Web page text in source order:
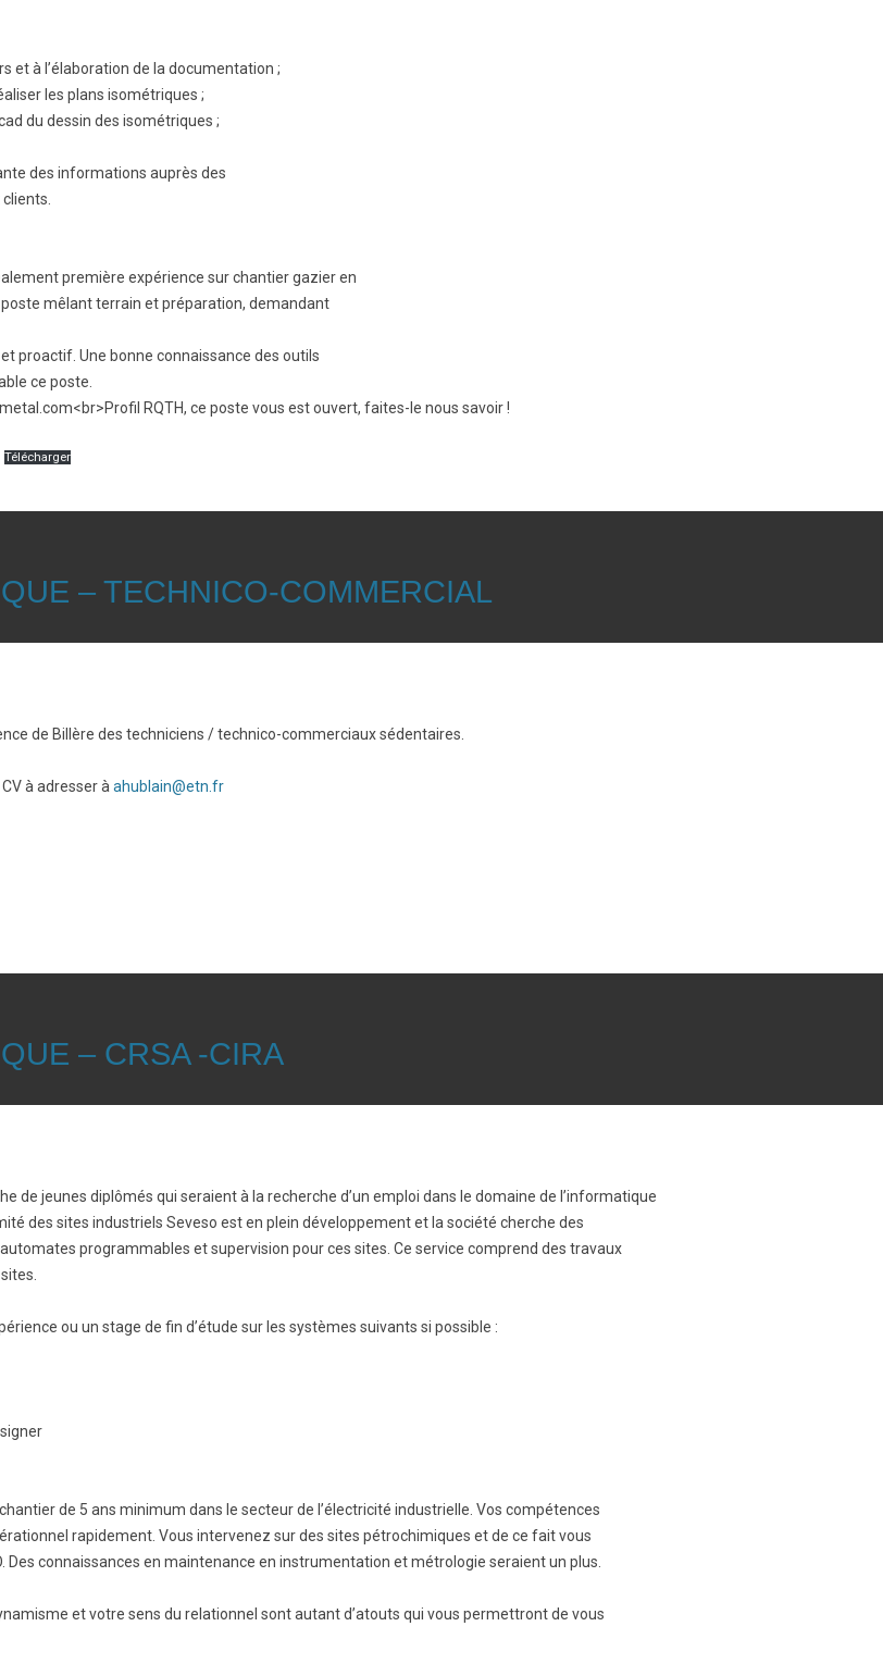
et à l’élaboration de la documentation ;
les plans isométriques ;
du dessin des isométriques ;
des informations auprès des
première expérience sur chantier gazier en
mêlant terrain et préparation, demandant
proactif. Une bonne connaissance des outils
ce poste.
RQTH, ce poste vous est ouvert, faites-le nous savoir !
Télécharger
– TECHNICO-COMMERCIAL
de Billère des techniciens / technico-commerciaux sédentaires.
à adresser à ahublain@etn.fr
– CRSA -CIRA
de jeunes diplômés qui seraient à la recherche d’un emploi dans le domaine de l’informatique
des sites industriels Seveso est en plein développement et la société cherche des
programmables et supervision pour ces sites. Ce service comprend des travaux
ou un stage de fin d’étude sur les systèmes suivants si possible :
de 5 ans minimum dans le secteur de l’électricité industrielle. Vos compétences
rapidement. Vous intervenez sur des sites pétrochimiques et de ce fait vous
Des connaissances en maintenance en instrumentation et métrologie seraient un plus.
et votre sens du relationnel sont autant d’atouts qui vous permettront de vous